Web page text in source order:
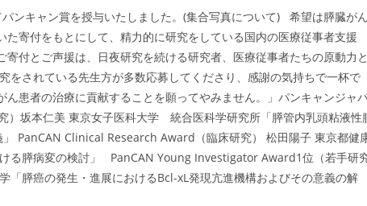
キャン賞を授与いたしました。(集合写真について) 希望は膵臓がん
寄付をもとにして、精力的に研究をしている国内の医療従事者支援
付とご声援は、日夜研究を続ける研究者、医療従事者たちの原動力と
をされている先生方が多数応募してくださり、感謝の気持ちで一杯で
患者の治療に貢献することを願ってやみません。」パンキャンジャ
坂本仁美 東京女子医科大学 統合医科学研究所「膵管内乳頭粘液性
PanCAN Clinical Research Award（臨床研究） 松田陽子 東京都健
る膵病変の検討」 PanCAN Young Investigator Award1位（若手研
膵癌の発生・進展におけるBcl-xL発現亢進機構およびその意義の解